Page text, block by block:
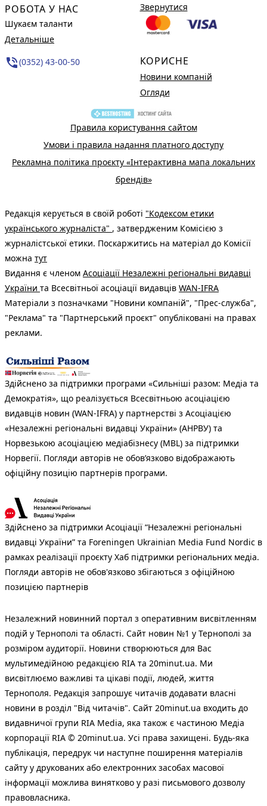
РОБОТА У НАС
Шукаєм таланти
Детальніше
phone_in_talk(0352) 43-00-50
Звернутися
КОРИСНЕ
Новини компаній
Огляди
Правила користування сайтом
Умови і правила надання платного доступу
Рекламна політика проєкту «Інтерактивна мапа локальних
брендів»
Редакція керується в своїй роботі "Кодексом етики
українського журналіста" , затвердженим Комісією з
журналістської етики. Поскаржитись на матеріал до Комісії
можна тут
Видання є членом Асоціації Незалежні регіональні видавці
України та Всесвітньої асоціації видавців WAN-IFRA
Матеріали з позначками "Новини компаній", "Прес-служба",
"Реклама" та "Партнерський проєкт" опубліковані на правах
реклами.
Здійснено за підтримки програми «Сильніші разом: Медіа та
Демократія», що реалізується Всесвітньою асоціацією
видавців новин (WAN-IFRA) у партнерстві з Асоціацією
«Незалежні регіональні видавці України» (АНРВУ) та
Норвезькою асоціацією медіабізнесу (MBL) за підтримки
Норвегії. Погляди авторів не обов’язково відображають
офіційну позицію партнерів програми.
Здійснено за підтримки Асоціації “Незалежні регіональні
видавці України” та Foreningen Ukrainian Media Fund Nordic в
рамках реалізації проєкту Хаб підтримки регіональних медіа.
Погляди авторів не обов'язково збігаються з офіційною
позицією партнерів
Незалежний новинний портал з оперативним висвітленням
подій у Тернополі та області. Сайт новин №1 у Тернополі за
розміром аудиторії. Новини створюються для Вас
мультимедійною редакцією RIA та 20minut.ua. Ми
висвітлюємо важливі та цікаві події, людей, життя
Тернополя. Редакція запрошує читачів додавати власні
новини в розділ "Від читачів". Сайт 20minut.ua входить до
видавничої групи RIA Media, яка також є частиною Медіа
корпорації RIA © 20minut.ua. Усі права захищені. Будь-яка
публiкацiя, передрук чи наступне поширення матеріалів
сайту у друкованих або електронних засобах масової
інформації можлива винятково у разі письмового дозволу
правовласника.